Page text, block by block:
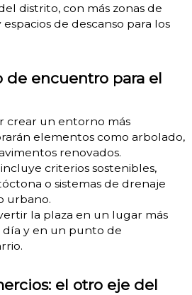
distrito, con más zonas de
de descanso para los
de encuentro para el
crear un entorno más
elementos como arbolado,
renovados.
criterios sostenibles,
o sistemas de drenaje
urbano.
la plaza en un lugar más
día y en un punto de
el otro eje del